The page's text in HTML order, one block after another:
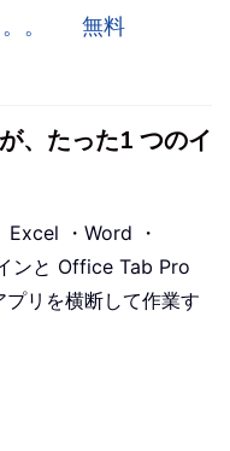
。
無料
、たった1 つのイ
Excel ・Word ・
ンと Office Tab Pro
リを横断して作業す